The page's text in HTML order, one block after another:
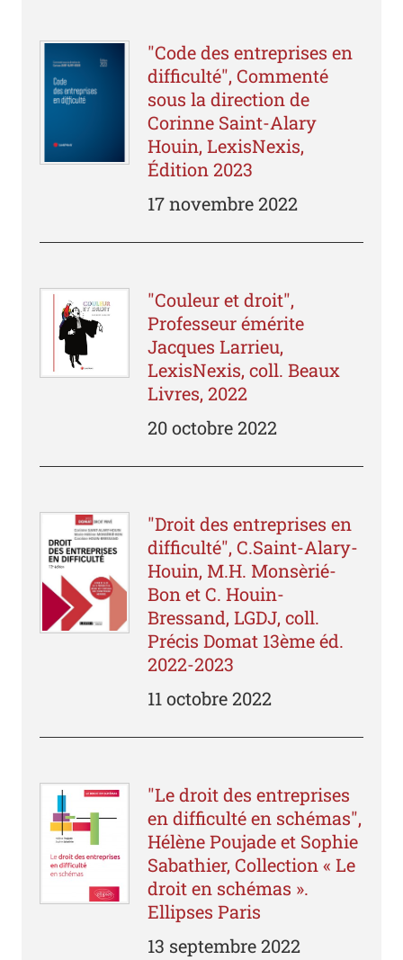
"Code des entreprises en
difficulté", Commenté
sous la direction de
Corinne Saint-Alary
Houin, LexisNexis,
Édition 2023
17 novembre 2022
"Couleur et droit",
Professeur émérite
Jacques Larrieu,
LexisNexis, coll. Beaux
Livres, 2022
20 octobre 2022
"Droit des entreprises en
difficulté", C.Saint-Alary-
Houin, M.H. Monsèrié-
Bon et C. Houin-
Bressand, LGDJ, coll.
Précis Domat 13ème éd.
2022-2023
11 octobre 2022
"Le droit des entreprises
en difficulté en schémas",
Hélène Poujade et Sophie
Sabathier, Collection « Le
droit en schémas ».
Ellipses Paris
13 septembre 2022